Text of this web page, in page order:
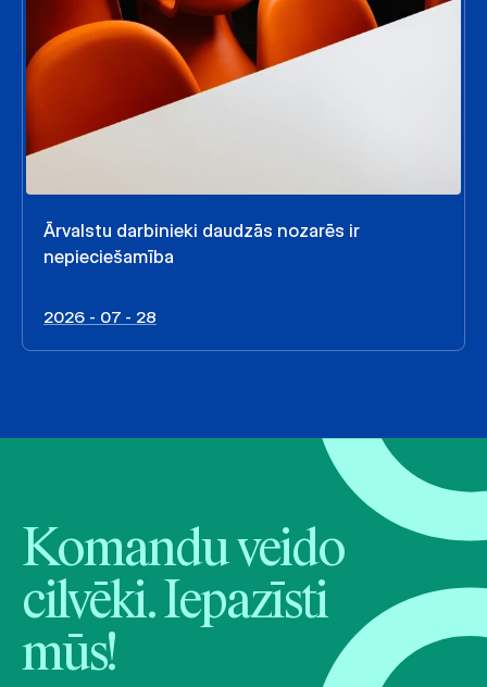
Ārvalstu darbinieki daudzās nozarēs ir
nepieciešamība
2026 - 07 - 28
Komandu veido
cilvēki. Iepazīsti
mūs!